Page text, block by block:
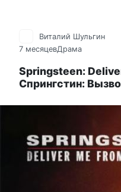
Виталий Шульгин
7 месяцевДрама
Springsteen:
Спрингстин: